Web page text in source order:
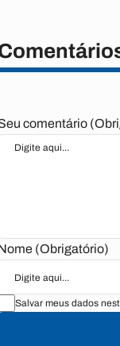
comentário
(Obrigatório)
Salvar meus dados